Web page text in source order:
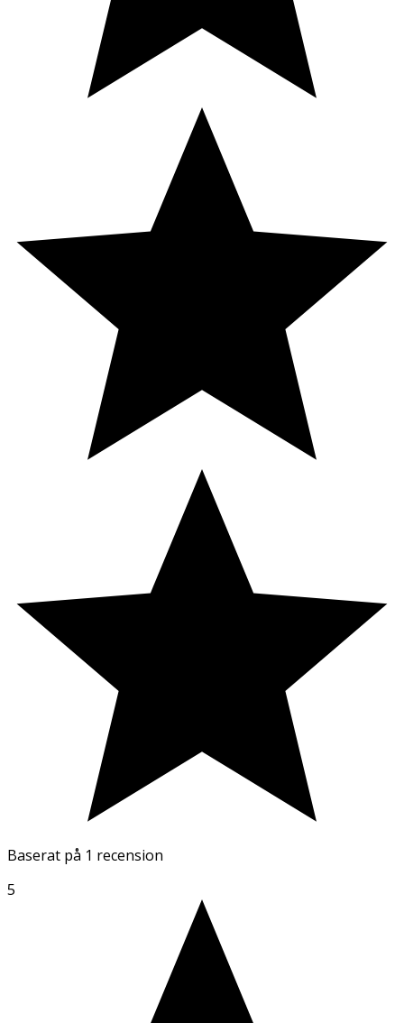
Baserat på 1 recension
5